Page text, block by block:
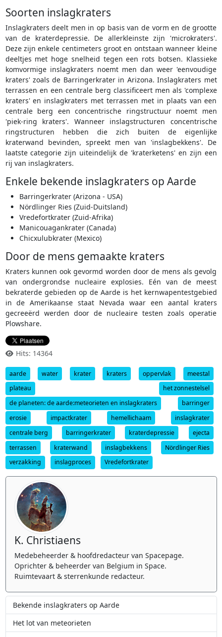
Soorten inslagkraters
Inslagkraters deelt men in op basis van de vorm en de grootte
van de kraterdepressie. De allerkleinste zijn 'microkraters'.
Deze zijn enkele centimeters groot en ontstaan wanneer kleine
deeltjes met hoge snelheid tegen een rots botsen. Klassieke
komvormige inslagkraters noemt men dan weer 'eenvoudige
kraters' zoals de Barringerkrater in Arizona. Inslagkraters met
terrassen en een centrale berg classificeert men als 'complexe
kraters' en inslagkraters met terrassen met in plaats van een
centrale berg een concentrische ringstructuur noemt men
'piek-ring kraters'. Wanneer inslagstructuren concentrische
ringstructuren hebben die zich buiten de eigenlijke
kraterwand bevinden, spreekt men van 'inslagbekkens'. De
laatste categorie zijn uiteindelijk de 'kraterketens' en zijn een
rij van inslagkraters.
Enkele bekende inslagkraters op Aarde
Barringerkrater (Arizona - USA)
Nördlinger Ries (Zuid-Duitsland)
Vredefortkrater (Zuid-Afrika)
Manicouagankrater (Canada)
Chicxulubkrater (Mexico)
Door de mens gemaakte kraters
Kraters kunnen ook gevormd worden door de mens als gevolg
van ondergrondse nucleaire explosies. Eén van de meest
bekraterde gebieden op de Aarde is het kernwapentestgebied
in de Amerikaanse staat Nevada waar een aantal kraters
gecreeërd werden door de nucleaire testen zoals operatie
Plowshare.
Hits: 14364
aarde water krater kraters oppervlak
meestal
plateau
het zonnestelsel
de planeten: de aarde:meteorieten en inslagkraters
barringer
erosie
impactkrater hemellichaam
inslagkrater
centrale berg
barringerkrater kraterdepressie
ejecta
terrassen
kraterwand inslagbekkens
Nördlinger Ries
verzakking
inslagproces Vredefortkrater
K. Christiaens
Medebeheerder & hoofdredacteur van Spacepage.
Oprichter & beheerder van Belgium in Space.
Ruimtevaart & sterrenkunde redacteur.
Bekende inslagkraters op Aarde
Het lot van meteorieten